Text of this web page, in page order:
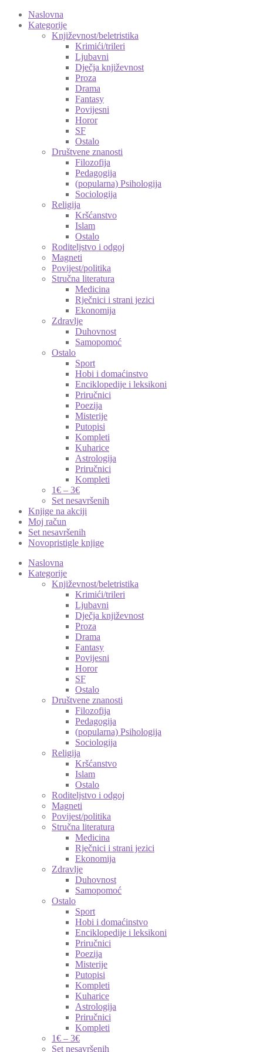
Naslovna
Kategorije
Književnost/beletristika
Krimići/trileri
Ljubavni
Dječja književnost
Proza
Drama
Fantasy
Povijesni
Horor
SF
Ostalo
Društvene znanosti
Filozofija
Pedagogija
(popularna) Psihologija
Sociologija
Religija
Kršćanstvo
Islam
Ostalo
Roditeljstvo i odgoj
Magneti
Povijest/politika
Stručna literatura
Medicina
Rječnici i strani jezici
Ekonomija
Zdravlje
Duhovnost
Samopomoć
Ostalo
Sport
Hobi i domaćinstvo
Enciklopedije i leksikoni
Priručnici
Poezija
Misterije
Putopisi
Kompleti
Kuharice
Astrologija
Priručnici
Kompleti
1€ – 3€
Set nesavršenih
Knjige na akciji
Moj račun
Set nesavršenih
Novopristigle knjige
Naslovna
Kategorije
Književnost/beletristika
Krimići/trileri
Ljubavni
Dječja književnost
Proza
Drama
Fantasy
Povijesni
Horor
SF
Ostalo
Društvene znanosti
Filozofija
Pedagogija
(popularna) Psihologija
Sociologija
Religija
Kršćanstvo
Islam
Ostalo
Roditeljstvo i odgoj
Magneti
Povijest/politika
Stručna literatura
Medicina
Rječnici i strani jezici
Ekonomija
Zdravlje
Duhovnost
Samopomoć
Ostalo
Sport
Hobi i domaćinstvo
Enciklopedije i leksikoni
Priručnici
Poezija
Misterije
Putopisi
Kompleti
Kuharice
Astrologija
Priručnici
Kompleti
1€ – 3€
Set nesavršenih